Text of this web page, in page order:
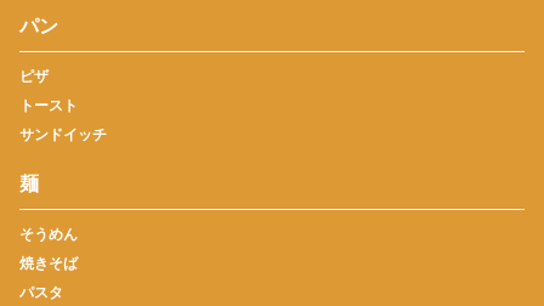
パン
ピザ
トースト
サンドイッチ
麺
そうめん
焼きそば
パスタ